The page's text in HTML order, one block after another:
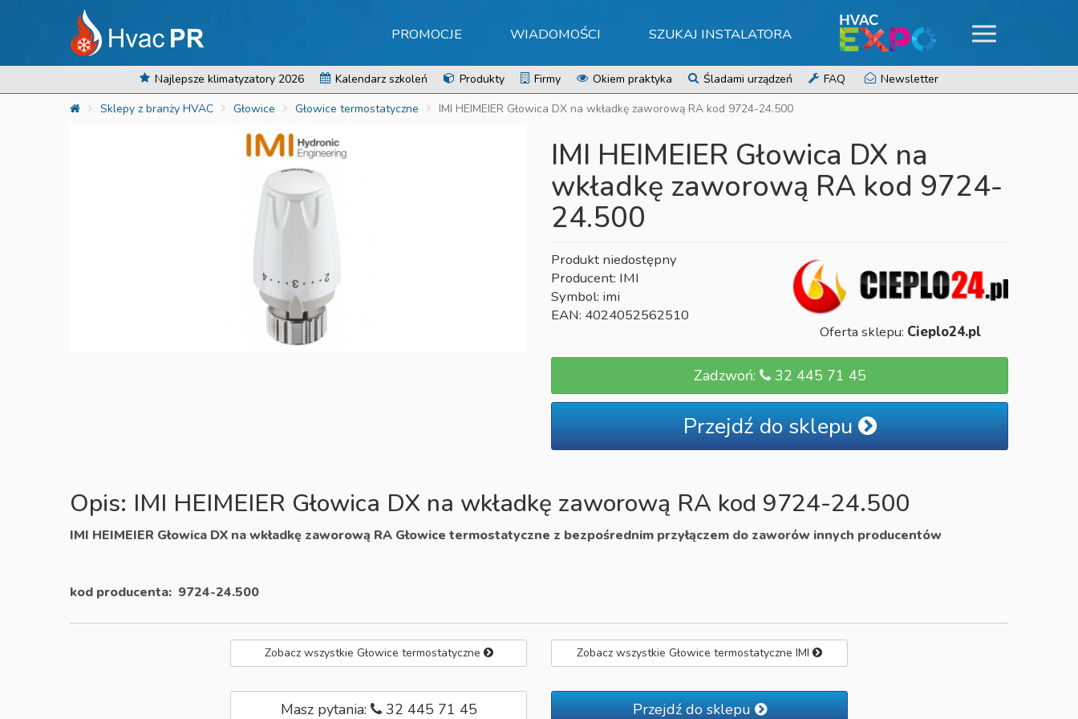
PROMOCJE WIADOMOŚCI SZUKAJ INSTALATORA
Najlepsze klimatyzatory 2026 Kalendarz szkoleń Produkty Firmy Okiem praktyka Śladami urządzeń FAQ
Newsletter
Sklepy z branży HVAC
Głowice Głowice termostatyczne IMI HEIMEIER Głowica DX na wkładkę zaworową RA kod 9724-24.500
IMI HEIMEIER Głowica DX na
wkładkę zaworową RA kod 9724-
24.500
Produkt niedostępny
Producent: IMI
Symbol: imi
EAN: 4024052562510
Oferta sklepu: Cieplo24.pl
Zadzwoń: 32 445 71 45
Przejdź do sklepu
Opis: IMI HEIMEIER Głowica DX na wkładkę zaworową RA kod 9724-24.500
IMI HEIMEIER Głowica DX na wkładkę zaworową RA Głowice termostatyczne z bezpośrednim przyłączem do zaworów innych producentów
kod producenta: 9724-24.500
Zobacz wszystkie Głowice termostatyczne Zobacz wszystkie Głowice termostatyczne IMI
Masz pytania: 32 445 71 45 Przejdź do sklepu